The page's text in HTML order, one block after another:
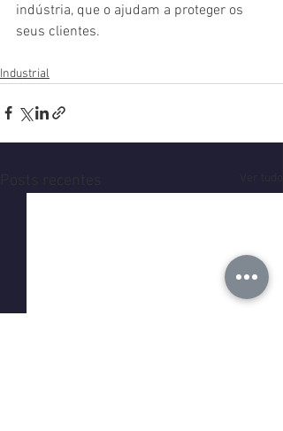
indústria, que o ajudam a proteger os
seus clientes.
Industrial